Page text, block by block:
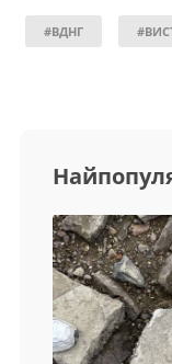
#ВДНГ